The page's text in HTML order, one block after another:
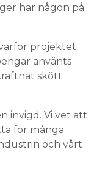
har någon på
projektet
använts
skött
invigd. Vi vet att
för många
och vårt